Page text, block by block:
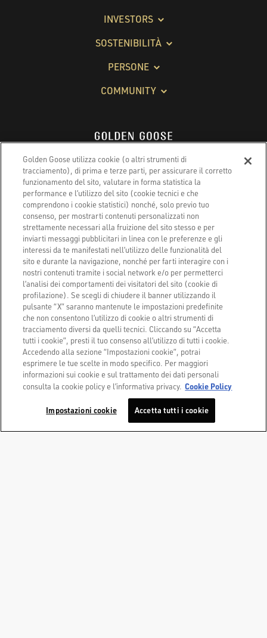
Goldengoose.com
Co-Creation experience
Trova un negozio
Servizio Clienti
Contatti
INVESTORS
SOSTENIBILITÀ
PERSONE
COMMUNITY
Golden Goose S.p.A.,
Via Privata E. Marelli 10, 20139 Milano, Italy
Copyright © 2026 - All Rights Reserved.
Golden Goose utilizza cookie (o altri strumenti di
tracciamento), di prima e terze parti, per assicurare il corretto
funzionamento del sito, valutare in forma statistica la
performance e l’utilizzo del sito (cookie tecnici e che
comprendono i cookie statistici) nonché, solo previo tuo
consenso, per mostrarti contenuti personalizzati non
strettamente necessari alla fruizione del sito stesso e per
inviarti messaggi pubblicitari in linea con le preferenze e gli
interessi da te manifestati nell’utilizzo delle funzionalità del
sito e durante la navigazione, nonché per farti interagire con i
nostri contenuti tramite i social network e/o per permetterci
l’analisi dei comportamenti dei visitatori del sito (cookie di
profilazione). Se scegli di chiudere il banner utilizzando il
pulsante “X” saranno mantenute le impostazioni predefinite
che non consentono l’utilizzo di cookie o altri strumenti di
tracciamento diversi da quelli tecnici. Cliccando su “Accetta
tutti i cookie”, presti il tuo consenso all’utilizzo di tutti i cookie.
Accedendo alla sezione “Impostazioni cookie”, potrai
esprimere le tue scelte in modo specifico. Per maggiori
informazioni sui cookie e sul trattamento dei dati personali
consulta la cookie policy e l’informativa privacy. Cookie Policy
Impostazioni cookie Accetta tutti i cookie